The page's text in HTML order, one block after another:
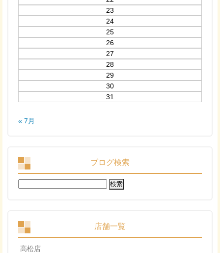
23
24
25
26
27
28
29
30
31
« 7月
ブログ検索
検
索:
店舗一覧
高松店